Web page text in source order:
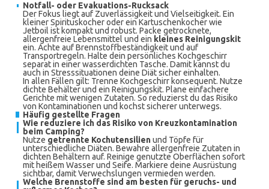
Notfall- oder Evakuations-Rucksack
Der Fokus liegt auf Zuverlässigkeit und Vielseitigkeit. Ein
kleiner Spirituskocher oder ein Kartuschenkocher wie
Jetboil ist kompakt und robust. Packe getrocknete,
allergenfreie Lebensmittel und ein kleines Reinigungskit
ein. Achte auf Brennstoffbeständigkeit und auf
Transportregeln. Halte dein persönliches Kochgeschirr
separat in einer wasserdichten Tasche. Damit kannst du
auch in Stresssituationen deine Diät sicher einhalten.
In allen Fällen gilt: Trenne Kochgeschirr konsequent. Nutze
dichte Behälter und ein Reinigungskit. Plane einfachere
Gerichte mit wenigen Zutaten. So reduzierst du das Risiko
von Kontaminationen und kochst sicherer unterwegs.
Häufig gestellte Fragen
Wie reduziere ich das Risiko von Kreuzkontamination
beim Camping?
Nutze getrennte Kochutensilienund Töpfe für
unterschiedliche Diäten. Bewahre allergenfreie Zutaten in
dichten Behältern auf. Reinige genutzte Oberflächen sofort
mit heißem Wasser und Seife. Markiere deine Ausrüstung
sichtbar, damit Verwechslungen vermieden werden.
Welche Brennstoffe sind am besten für geruchs- und